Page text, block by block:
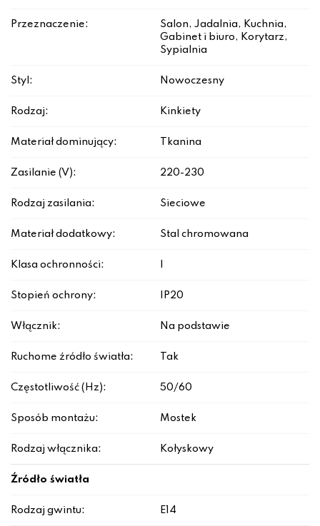
Przeznaczenie:
Salon, Jadalnia, Kuchnia,
Gabinet i biuro, Korytarz,
Sypialnia
Styl: Nowoczesny
Rodzaj: Kinkiety
Materiał dominujący: Tkanina
Zasilanie (V): 220-230
Rodzaj zasilania: Sieciowe
Materiał dodatkowy: Stal chromowana
Klasa ochronności:
Stopień ochrony: IP20
Włącznik: Na podstawie
Ruchome źródło światła: Tak
Częstotliwość (Hz): 50/60
Sposób montażu: Mostek
Rodzaj włącznika: Kołyskowy
Źródło światła
Rodzaj gwintu: E14